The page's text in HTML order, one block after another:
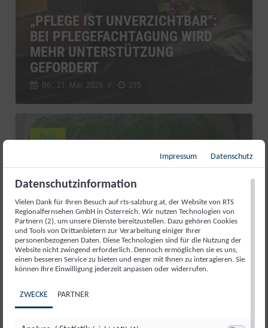
„PFLEGE IST UNVERZICHTBAR“:
BEI PFLEGEFACHTAGUNG WIRD
MEHR UNTERSTÜTZUNG
GEFORDERT
Do., 21. Mai. 2026 // 235
MALTHERAPIE IM ATELIER VON
SABINE SCHRECKENEDER
Puls
Impressum Datenschutz
Datenschutzinformation
Vielen Dank für Ihren Besuch auf rts-salzburg.at, der Website von RTS
Regionalfernsehen GmbH in Österreich. Wir nutzen Technologien von
Partnern (2), um unsere Dienste bereitzustellen. Dazu gehören Cookies
und Tools von Drittanbietern zur Verarbeitung einiger Ihrer
personenbezogenen Daten. Diese Technologien sind für die Nutzung der
Website nicht zwingend erforderlich. Dennoch ermöglichen sie es uns,
einen besseren Service zu bieten und enger mit Ihnen zu interagieren. Sie
können Ihre Einwilligung jederzeit anpassen oder widerrufen.
ZWECKE PARTNER